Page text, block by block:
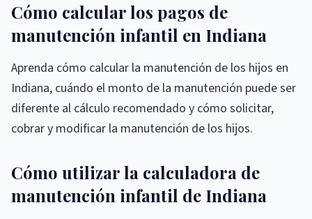
Cómo calcular los pagos de
manutención infantil en Indiana
Aprenda cómo calcular la manutención de los hijos en
Indiana, cuándo el monto de la manutención puede ser
diferente al cálculo recomendado y cómo solicitar,
cobrar y modificar la manutención de los hijos.
Cómo utilizar la calculadora de
manutención infantil de Indiana